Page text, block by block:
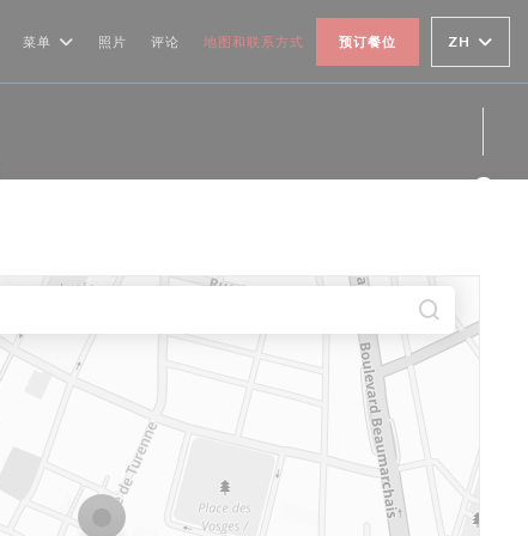
菜单 照片 评论 地图和联系方式 预订餐位 ZH